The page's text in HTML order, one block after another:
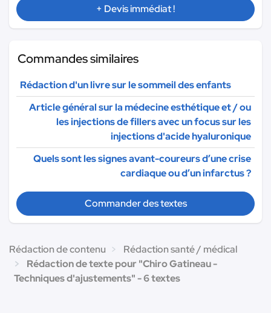
+ Devis immédiat !
Commandes similaires
Rédaction d'un livre sur le sommeil des enfants
Article général sur la médecine esthétique et / ou
les injections de fillers avec un focus sur les
injections d'acide hyaluronique
Quels sont les signes avant-coureurs d’une crise
cardiaque ou d’un infarctus ?
Commander des textes
Rédaction de contenu
Rédaction santé / médical
Rédaction de texte pour "Chiro Gatineau -
Techniques d'ajustements" - 6 textes